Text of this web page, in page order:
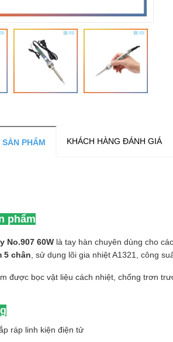
PHẨM KHÁCH HÀNG ĐÁNH GIÁ
phẩm
No.907 60W là tay hàn chuyên dùng cho các
5 chân , sử dụng lõi gia nhiệt A1321, công
được bọc vật liệu cách nhiệt, chống trơn
ráp linh kiện điện tử